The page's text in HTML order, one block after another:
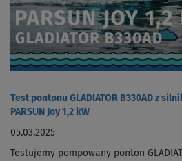
Test pontonu GLADIATOR B330AD z
PARSUN Joy 1,2 kW
05.03.2025
Testujemy pompowany ponton